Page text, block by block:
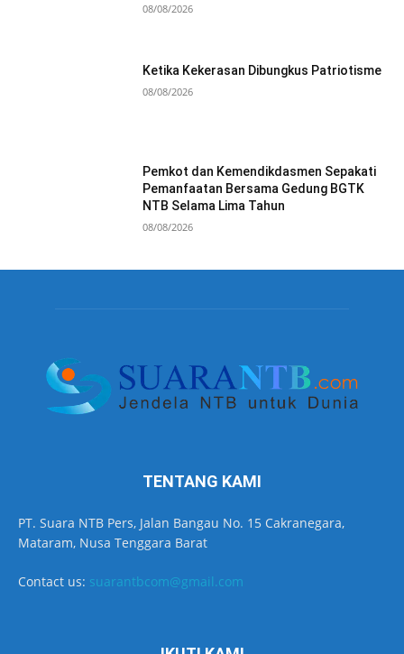
08/08/2026
Ketika Kekerasan Dibungkus Patriotisme
08/08/2026
Pemkot dan Kemendikdasmen Sepakati
Pemanfaatan Bersama Gedung BGTK
NTB Selama Lima Tahun
08/08/2026
TENTANG KAMI
PT. Suara NTB Pers, Jalan Bangau No. 15 Cakranegara,
Mataram, Nusa Tenggara Barat
Contact us: suarantbcom@gmail.com